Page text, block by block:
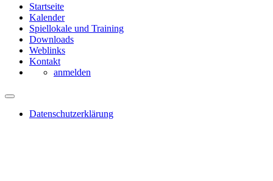
Startseite
Kalender
Spiellokale und Training
Downloads
Weblinks
Kontakt
anmelden
Datenschutzerklärung